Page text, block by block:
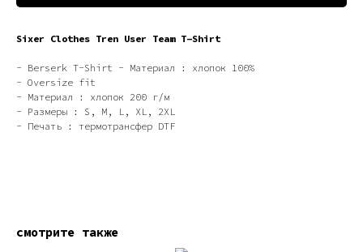
Sixer Clothes Tren User Team T-Shirt
- Berserk T-Shirt - Материал : хлопок 100%
- Oversize fit
- Материал : хлопок 200 г/м
- Размеры : S, M, L, XL, 2XL
- Печать : термотрансфер DTF
смотрите также